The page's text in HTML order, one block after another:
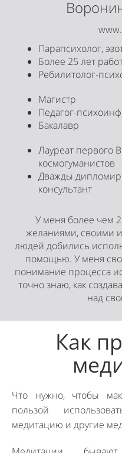
Парапсихолог,
Более 25 лет
Ребилитолог-
Магистр
Педагог-
Бакалавр
Лауреат первого
космогуманистов
Дважды
консультант
У меня более чем
желаниями, своими
людей добились
помощью. У меня
понимание процесса
точно знаю, как
над
Как
Что нужно, чтобы
пользой
медитацию и другие